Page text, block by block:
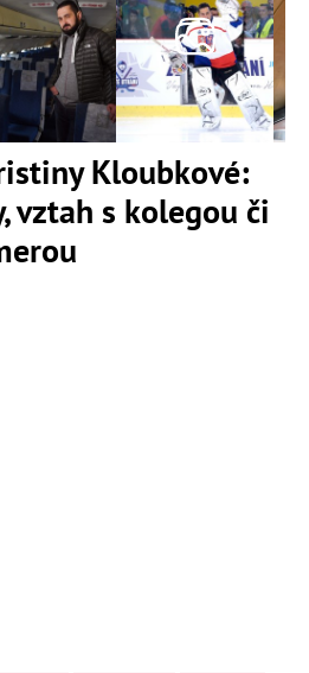
Kloubkové:
vztah s kolegou či